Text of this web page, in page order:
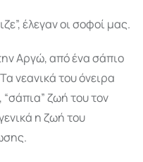
έλεγαν οι σοφοί μας.
Αργώ, από ένα σάπιο
νεανικά του όνειρα
ζωή του τον
η ζωή του